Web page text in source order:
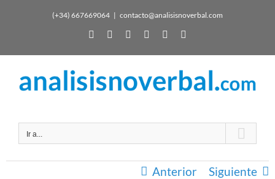
(+34) 667669064 | contacto@analisisnoverbal.com
Ir a...
Anterior Siguiente